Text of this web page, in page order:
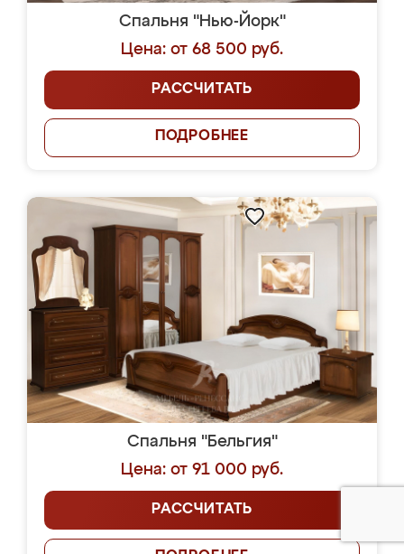
Спальня "Нью-Йорк"
Цена: от 68 500 руб.
РАССЧИТАТЬ
ПОДРОБНЕЕ
Спальня "Бельгия"
Цена: от 91 000 руб.
РАССЧИТАТЬ